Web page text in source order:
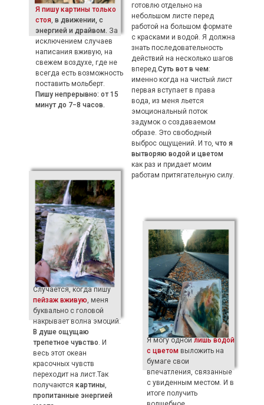
готовлю отдельно на
небольшом листе перед
работой на большом формате
с красками и водой. Я должна
знать последовательность
действий на несколько шагов
вперед.Суть вот в чем:
именно когда на чистый лист
первая вступает в права
вода, из меня льется
эмоциональный поток
задумок о создаваемом
образе. Это свободный
выброс ощущений. И то, что я
вытворяю водой и цветом
как раз и придает моим
работам притягательную силу.
Я пишу картины только
стоя, в движении, с
энергией и драйвом. За
исключением случаев
написания вживую, на
свежем воздухе, где не
всегда есть возможность
поставить мольберт.
Пишу непрерывно: от 15
минут до 7−8 часов.
Случается, когда пишу
пейзаж вживую, меня
буквально с головой
накрывает волна эмоций.
В душе ощущаю
трепетное чувство. И
весь этот океан
красочных чувств
переходит на лист.Так
получаются картины,
пропитанные энергией
Я могу однойлишь водой
с цветом выложить на
бумаге свои
впечатления, связанные
с увиденным местом. И в
итоге получить